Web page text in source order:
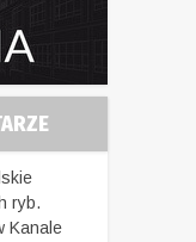
ryb.
Kanale